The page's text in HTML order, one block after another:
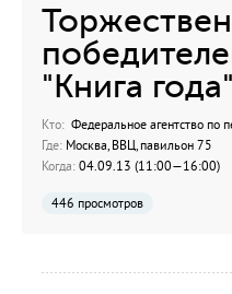
"Книга года"
Кто: Федеральное агентство
Где: Москва, ВВЦ, павильон 75
Когда: 04.09.13 (11:00—16:00)
446 просмотров